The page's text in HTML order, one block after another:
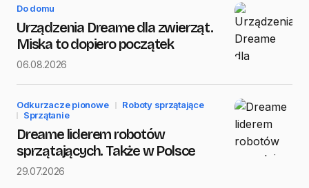
Do domu
Urządzenia Dreame dla zwierząt.
Miska to dopiero początek
06.08.2026
Odkurzacze pionowe
Roboty sprzątające
Sprzątanie
Dreame liderem robotów
sprzątających. Także w Polsce
29.07.2026